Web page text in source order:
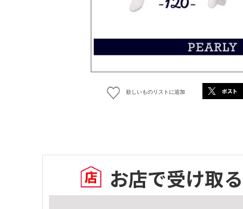
欲しいものリストに追加
お店で受け取る